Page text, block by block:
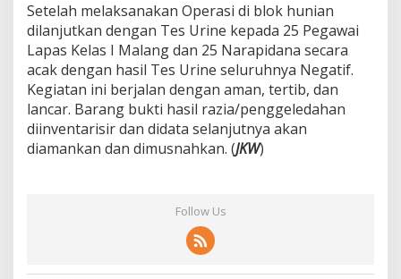
Setelah melaksanakan Operasi di blok hunian
dilanjutkan dengan Tes Urine kepada 25 Pegawai
Lapas Kelas I Malang dan 25 Narapidana secara
acak dengan hasil Tes Urine seluruhnya Negatif.
Kegiatan ini berjalan dengan aman, tertib, dan
lancar. Barang bukti hasil razia/penggeledahan
diinventarisir dan didata selanjutnya akan
diamankan dan dimusnahkan. (JKW)
Follow Us